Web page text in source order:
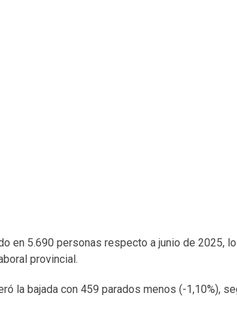
en 5.690 personas respecto a junio de 2025,
provincial.
la bajada con 459 parados menos (-1,10%),